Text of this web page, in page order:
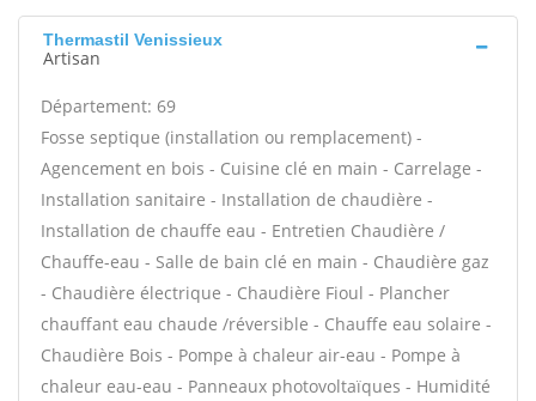
Thermastil Venissieux
Artisan
Département: 69
Fosse septique (installation ou remplacement) -
Agencement en bois - Cuisine clé en main - Carrelage -
Installation sanitaire - Installation de chaudière -
Installation de chauffe eau - Entretien Chaudière /
Chauffe-eau - Salle de bain clé en main - Chaudière gaz
- Chaudière électrique - Chaudière Fioul - Plancher
chauffant eau chaude /réversible - Chauffe eau solaire -
Chaudière Bois - Pompe à chaleur air-eau - Pompe à
chaleur eau-eau - Panneaux photovoltaïques - Humidité